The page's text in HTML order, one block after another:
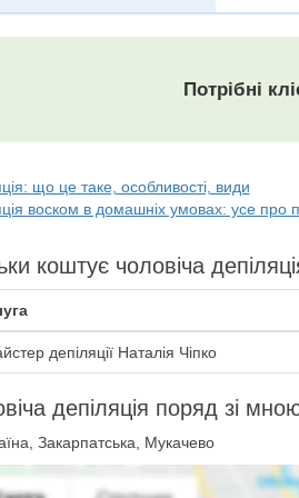
Потрібні
що це таке, особливості, види
воском в домашніх умовах: усе про
коштує чоловіча
депіляції Наталія Чіпко
депіляція поряд зі
Закарпатська, Мукачево